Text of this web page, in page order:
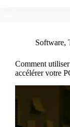
Software,
Comment
accélérer votre